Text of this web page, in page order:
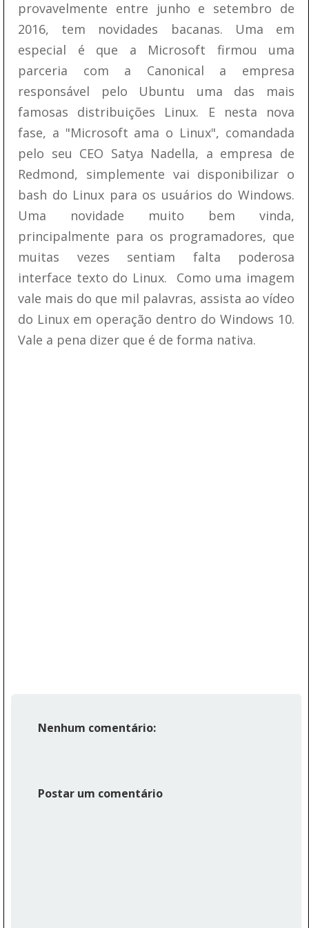
provavelmente entre junho e setembro de
2016, tem novidades bacanas. Uma em
especial é que a Microsoft firmou uma
parceria com a Canonical a empresa
responsável pelo Ubuntu uma das mais
famosas distribuições Linux. E nesta nova
fase, a "Microsoft ama o Linux", comandada
pelo seu CEO Satya Nadella, a empresa de
Redmond, simplemente vai disponibilizar o
bash do Linux para os usuários do Windows.
Uma novidade muito bem vinda,
principalmente para os programadores, que
muitas vezes sentiam falta poderosa
interface texto do Linux. Como uma imagem
vale mais do que mil palavras, assista ao vídeo
do Linux em operação dentro do Windows 10.
Vale a pena dizer que é de forma nativa.
Nenhum comentário:
Postar um comentário